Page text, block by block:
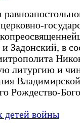
Задонский, в
литургию и
Рождество-
детей войны